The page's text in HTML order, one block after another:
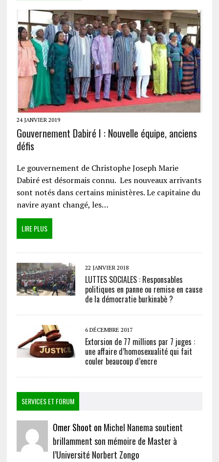
24 JANVIER 2019
Gouvernement Dabiré I : Nouvelle équipe, anciens
défis
Le gouvernement de Christophe Joseph Marie
Dabiré est désormais connu. Les nouveaux arrivants
sont notés dans certains ministères. Le capitaine du
navire ayant changé, les…
LIRE PLUS
22 JANVIER 2018
LUTTES SOCIALES : Responsables
politiques en panne ou remise en cause
de la démocratie burkinabè ?
6 DÉCEMBRE 2017
Extorsion de 77 millions par 7 juges :
une affaire d’homosexualité qui fait
couler beaucoup d’encre
SERVICES ET FORUM
Omer Shoot on Michel Nanema soutient
brillamment son mémoire de Master à
l’Université Norbert Zongo